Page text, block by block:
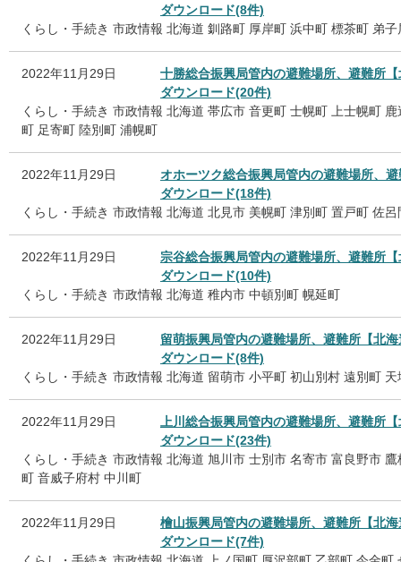
ダウンロード(8件)
くらし・手続き 市政情報 北海道 釧路町 厚岸町 浜中町 標茶町 弟子
2022年11月29日
十勝総合振興局管内の避難場所、避難所
ダウンロード(20件)
くらし・手続き 市政情報 北海道 帯広市 音更町 士幌町 上士幌町 鹿
町 足寄町 陸別町 浦幌町
2022年11月29日
オホーツク総合振興局管内の避難場所、
ダウンロード(18件)
くらし・手続き 市政情報 北海道 北見市 美幌町 津別町 置戸町 佐呂
2022年11月29日
宗谷総合振興局管内の避難場所、避難所
ダウンロード(10件)
くらし・手続き 市政情報 北海道 稚内市 中頓別町 幌延町
2022年11月29日
留萌振興局管内の避難場所、避難所【北海
ダウンロード(8件)
くらし・手続き 市政情報 北海道 留萌市 小平町 初山別村 遠別町 天
2022年11月29日
上川総合振興局管内の避難場所、避難所
ダウンロード(23件)
くらし・手続き 市政情報 北海道 旭川市 士別市 名寄市 富良野市 鷹
町 音威子府村 中川町
2022年11月29日
檜山振興局管内の避難場所、避難所【北海
ダウンロード(7件)